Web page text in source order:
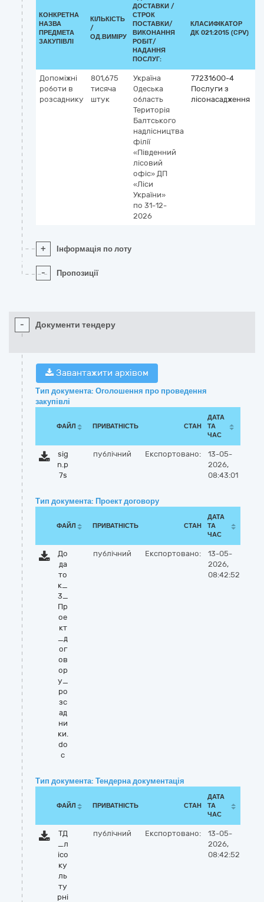
КОНКРЕТНА
НАЗВА
ПРЕДМЕТА
ЗАКУПІВЛІ
КІЛЬКІСТЬ
/
ОД.ВИМІРУ
ДОСТАВКИ /
СТРОК
ПОСТАВКИ/
ВИКОНАННЯ
РОБІТ/
НАДАННЯ
ПОСЛУГ:
КЛАСИФІКАТОР
ДК 021:2015 (CPV)
Допоміжні
роботи в
розсаднику
801,675
тисяча
штук
Україна
Одеська
область
Територія
Балтського
надлісництва
філії
«Південний
лісовий
офіс» ДП
«Ліси
України»
по 31-12-
2026
77231600-4
Послуги з
лісонасадження
+ Інформація по лоту
- Пропозиції
- Документи тендеру
Завантажити архівом
Тип документа: Оголошення про проведення
закупівлі
ФАЙЛ ПРИВАТНІСТЬ СТАН
ДАТА
ТА
ЧАС
sig
n.p
7s
публічний Експортовано:
13-05-
2026,
08:43:01
Тип документа: Проект договору
ФАЙЛ ПРИВАТНІСТЬ СТАН
ДАТА
ТА
ЧАС
До
да
то
к_
3_
Пр
ое
кт
_д
ог
ов
ор
у_
ро
зс
ад
ни
ки.
do
c
публічний Експортовано:
13-05-
2026,
08:42:52
Тип документа: Тендерна документація
ФАЙЛ ПРИВАТНІСТЬ СТАН
ДАТА
ТА
ЧАС
ТД
_л
ісо
ку
ль
ту
рні
публічний Експортовано:
13-05-
2026,
08:42:52